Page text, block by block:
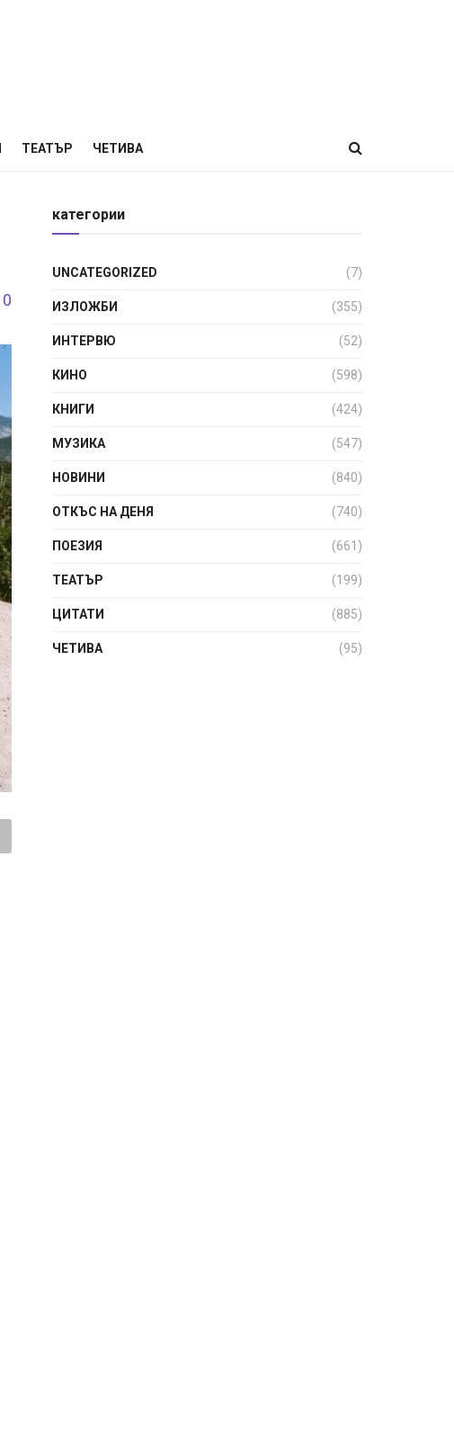
ТЕАТЪР ЧЕТИВА
0
категории
UNCATEGORIZED (7)
ИЗЛОЖБИ (355)
ИНТЕРВЮ (52)
КИНО (598)
КНИГИ (424)
МУЗИКА (547)
НОВИНИ (840)
ОТКЪС НА ДЕНЯ (740)
ПОЕЗИЯ (661)
ТЕАТЪР (199)
ЦИТАТИ (885)
ЧЕТИВА (95)